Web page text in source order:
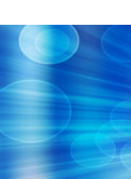
to
content